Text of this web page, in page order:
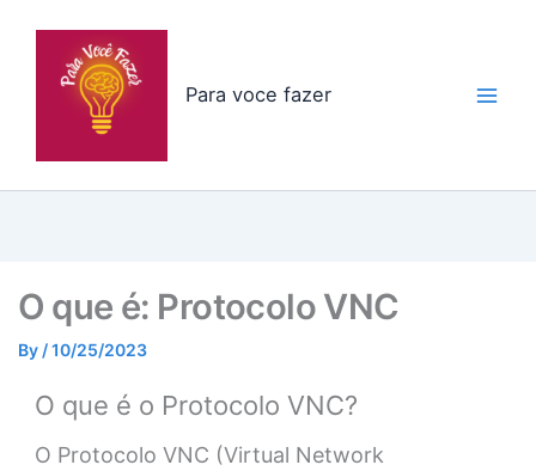
Para voce fazer
O que é: Protocolo VNC
By /10/25/2023
O que é o Protocolo VNC?
O Protocolo VNC (Virtual Network